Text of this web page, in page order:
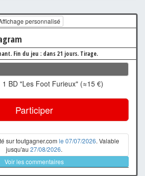
personnalisé
Fin du jeu : dans 21 jours. Tirage.
1 BD "Les Foot Furieux" (≈15 €)
Participer
sur toutgagner.com le 07/07/2026. Valable
jusqu'au 27/08/2026.
Voir les commentaires